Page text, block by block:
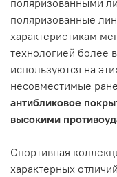
поляризованными
поляризованные
характеристикам
технологией более
используются на
несовместимые
антибликовое
высокими
Спортивная
характерных